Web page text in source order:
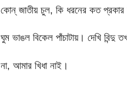
কোন্ জাতীয় চুল, কি ধরনের কত প্রকার
ঘুম ভাঙল বিকেল পাঁচাটায়। দেখি
না, আমার খিধা নাই।